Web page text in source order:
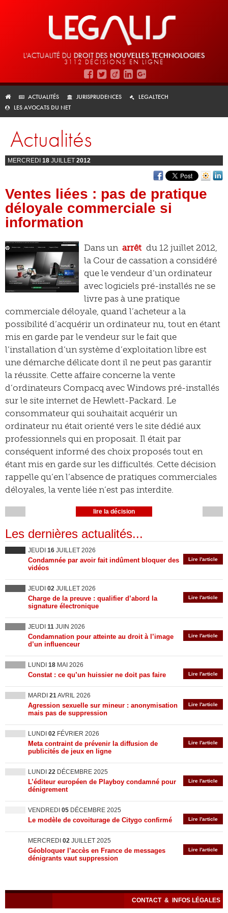
L'ACTUALITÉ DU DROIT DES NOUVELLES TECHNOLOGIES
3112 DÉCISIONS EN LIGNE
ACTUALITÉS JURISPRUDENCES
LEGALTECH
LES AVOCATS DU NET
Actualités
MERCREDI 18 JUILLET 2012
Ventes liées : pas de pratique
déloyale commerciale si
information
Dans un arrêt du 12 juillet 2012,
la Cour de cassation a considéré
que le vendeur d’un ordinateur
avec logiciels pré-installés ne se
livre pas à une pratique
commerciale déloyale, quand l’acheteur a la
possibilité d’acquérir un ordinateur nu, tout en étant
mis en garde par le vendeur sur le fait que
l’installation d’un système d’exploitation libre est
une démarche délicate dont il ne peut pas garantir
la réussite. Cette affaire concerne la vente
d’ordinateurs Compacq avec Windows pré-installés
sur le site internet de Hewlett-Packard. Le
consommateur qui souhaitait acquérir un
ordinateur nu était orienté vers le site dédié aux
professionnels qui en proposait. Il était par
conséquent informé des choix proposés tout en
étant mis en garde sur les difficultés. Cette décision
rappelle qu’en l’absence de pratiques commerciales
déloyales, la vente liée n’est pas interdite.
lire la décision
Les dernières actualités...
JEUDI 16 JUILLET 2026
Lire l'article
Condamnée par avoir fait indûment bloquer des
vidéos
JEUDI 02 JUILLET 2026
Lire l'article
Charge de la preuve : qualifier d’abord la
signature électronique
JEUDI 11 JUIN 2026
Lire l'article
Condamnation pour atteinte au droit à l’image
d’un influenceur
LUNDI 18 MAI 2026
Lire l'article
Constat : ce qu’un huissier ne doit pas faire
MARDI 21AVRIL 2026
Lire l'article
Agression sexuelle sur mineur : anonymisation
mais pas de suppression
LUNDI 02 FÉVRIER 2026
Lire l'article
Meta contraint de prévenir la diffusion de
publicités de jeux en ligne
LUNDI 22 DÉCEMBRE 2025
Lire l'article
L’éditeur européen de Playboy condamné pour
dénigrement
VENDREDI 05 DÉCEMBRE 2025
Lire l'article
Le modèle de covoiturage de Citygo confirmé
MERCREDI 02 JUILLET 2025
Lire l'article
Géobloquer l’accès en France de messages
dénigrants vaut suppression
CONTACT & INFOS LÉGALES